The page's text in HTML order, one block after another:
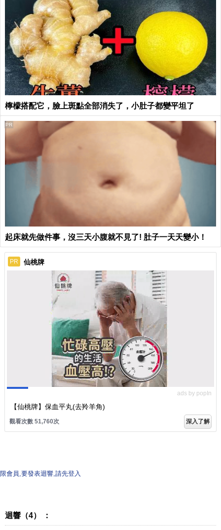
檸檬搭配它，臉上斑點全部消失了，小肚子都變平坦了
起床就先做件事，沒三天小腹就不見了! 肚子一天天變小！
PR
PR 仙桃牌
ads by popIn
【仙桃牌】保血平丸(去羚羊角)
觀看次數 51,760次 深入了解
限會員,要發表迴響,請先登入
迴響（4） ：